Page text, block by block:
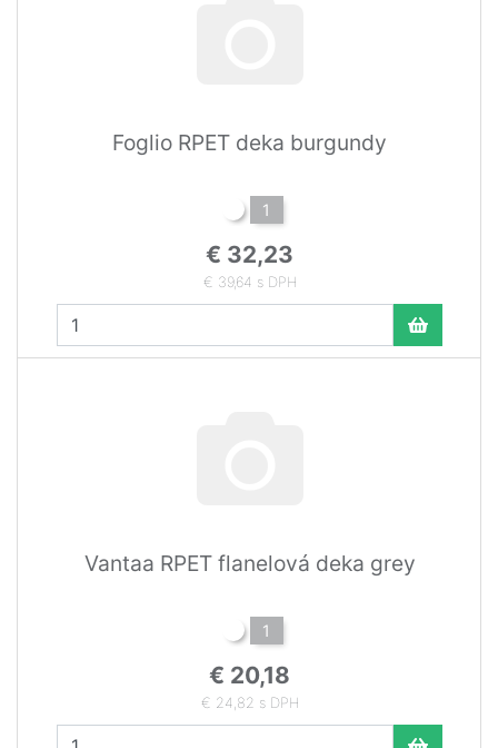
Foglio RPET deka burgundy
1
€ 32,23
€ 39,64 s DPH
Vantaa RPET flanelová deka grey
1
€ 20,18
€ 24,82 s DPH